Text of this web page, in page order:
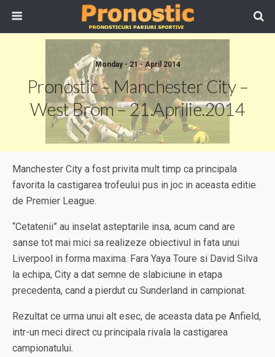
Monday - 21 - April 2014
Pronostic – Manchester City –
West Brom – 21.Aprilie.2014
Manchester City a fost privita mult timp ca principala
favorita la castigarea trofeului pus in joc in aceasta editie
de Premier League.
“Cetatenii” au inselat asteptarile insa, acum cand are
sanse tot mai mici sa realizeze obiectivul in fata unui
Liverpool in forma maxima. Fara Yaya Toure si David Silva
la echipa, City a dat semne de slabiciune in etapa
precedenta, cand a pierdut cu Sunderland in campionat.
Rezultat ce urma unui alt esec, de aceasta data pe Anfield,
intr-un meci direct cu principala rivala la castigarea
campionatului.